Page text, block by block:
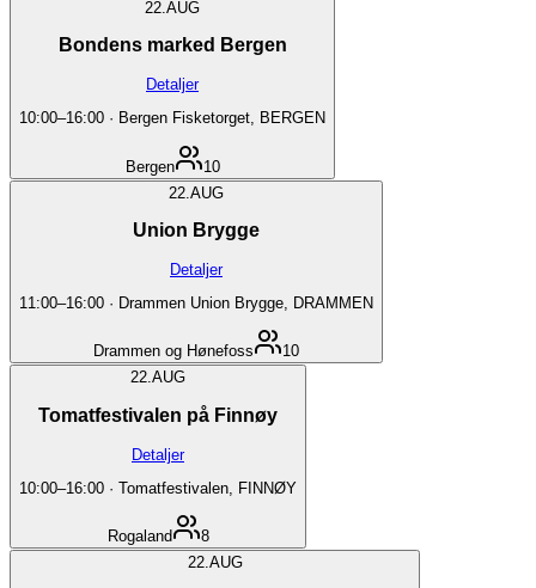
22. AUG
Bondens marked Bergen
Detaljer
10:00–16:00 · Bergen Fisketorget, BERGEN
Bergen
10
22. AUG
Union Brygge
Detaljer
11:00–16:00 · Drammen Union Brygge, DRAMMEN
Drammen og Hønefoss
10
22.AUG
Tomatfestivalen på Finnøy
Detaljer
10:00–16:00 · Tomatfestivalen, FINNØY
Rogaland
8
22.AUG